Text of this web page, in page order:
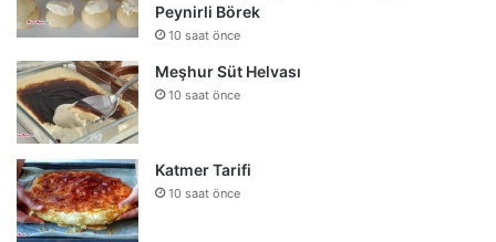
Peynirli Börek
10 saat önce
Meşhur Süt Helvası
10 saat önce
Katmer Tarifi
10 saat önce